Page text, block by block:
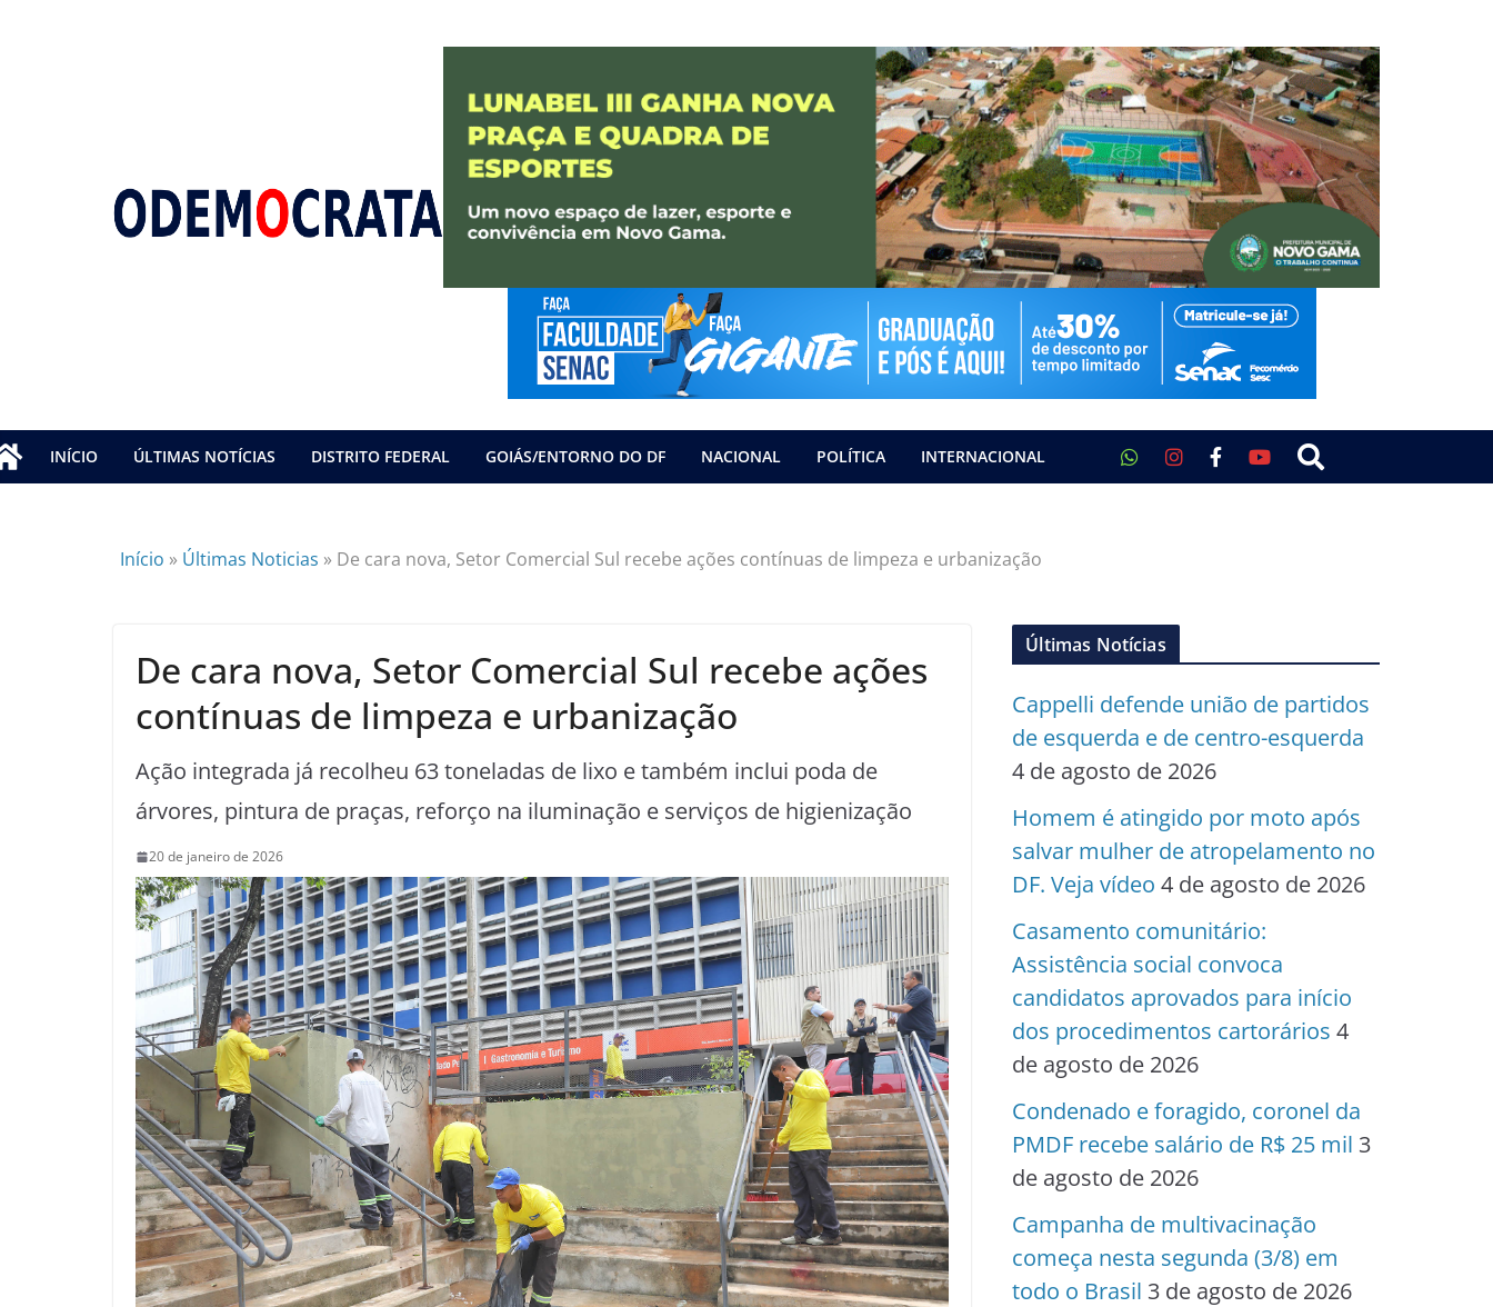
INÍCIO ÚLTIMAS NOTÍCIAS DISTRITO FEDERAL GOIÁS/ENTORNO DO DF NACIONAL POLÍTICA INTERNACIONAL
Início » Últimas Noticias » De cara nova, Setor Comercial Sul recebe ações contínuas de limpeza e urbanização
De cara nova, Setor Comercial Sul recebe ações
contínuas de limpeza e urbanização
Ação integrada já recolheu 63 toneladas de lixo e também inclui poda de
árvores, pintura de praças, reforço na iluminação e serviços de higienização
20 de janeiro de 2026
Últimas Notícias
Cappelli defende união de partidos
de esquerda e de centro-esquerda
4 de agosto de 2026
Homem é atingido por moto após
salvar mulher de atropelamento no
DF. Veja vídeo 4 de agosto de 2026
Casamento comunitário:
Assistência social convoca
candidatos aprovados para início
dos procedimentos cartorários 4
de agosto de 2026
Condenado e foragido, coronel da
PMDF recebe salário de R$ 25 mil 3
de agosto de 2026
Campanha de multivacinação
começa nesta segunda (3/8) em
todo o Brasil 3 de agosto de 2026